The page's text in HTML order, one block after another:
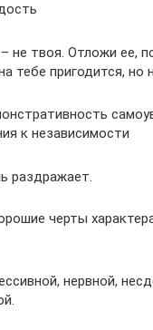
не твоя. Отложи ее,
тебе пригодится, но
к независимости
раздражает.
черты
нервной,